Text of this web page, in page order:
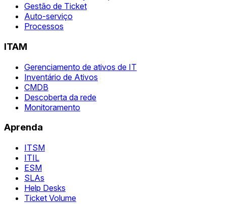
Gestão de Ticket
Auto-serviço
Processos
ITAM
Gerenciamento de ativos de IT
Inventário de Ativos
CMDB
Descoberta da rede
Monitoramento
Aprenda
ITSM
ITIL
ESM
SLAs
Help Desks
Ticket Volume